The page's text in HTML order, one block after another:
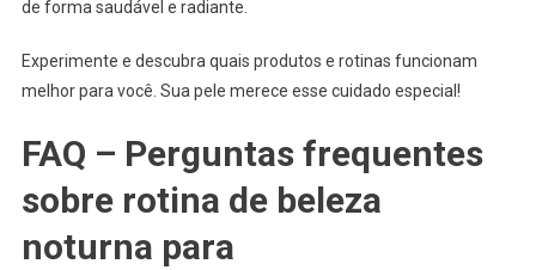
de forma saudável e radiante.
Experimente e descubra quais produtos e rotinas funcionam
melhor para você. Sua pele merece esse cuidado especial!
FAQ – Perguntas frequentes
sobre rotina de beleza
noturna para